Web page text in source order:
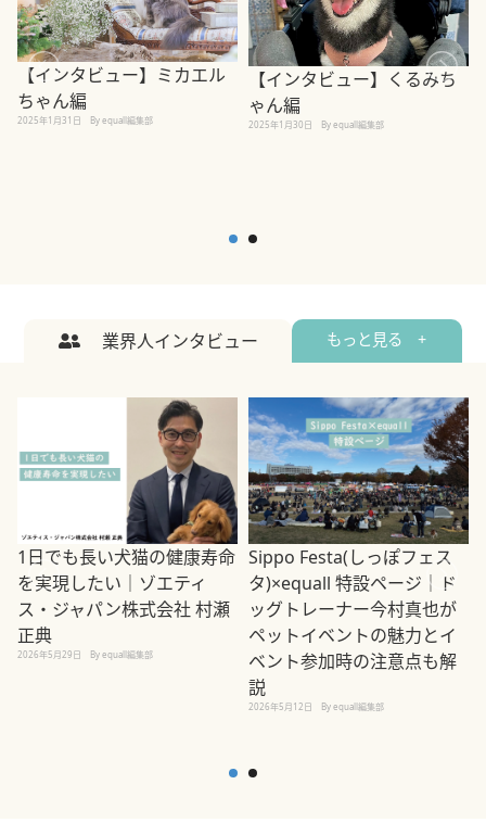
【インタビュー】ミカエル
ちゃん編
2025年1月31日 By equall編集部
【インタビュー】くるみち
ゃん編
2025年1月30日 By equall編集部
業界人インタビュー もっと見る +
1日でも長い犬猫の健康寿命
を実現したい｜ゾエティ
ス・ジャパン株式会社 村瀬
正典
2026年5月29日 By equall編集部
Sippo Festa(しっぽフェス
タ)×equall 特設ページ｜ド
ッグトレーナー今村真也が
ペットイベントの魅力とイ
ベント参加時の注意点も解
説
2026年5月12日 By equall編集部